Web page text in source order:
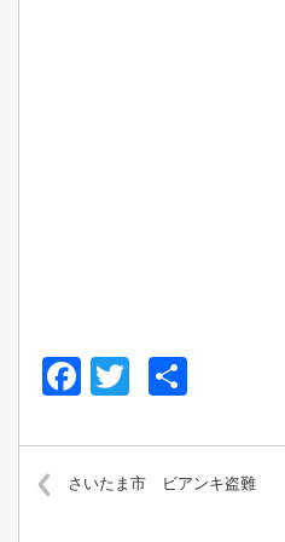
Facebook
Twitter
さいたま市 ビアンキ盗難